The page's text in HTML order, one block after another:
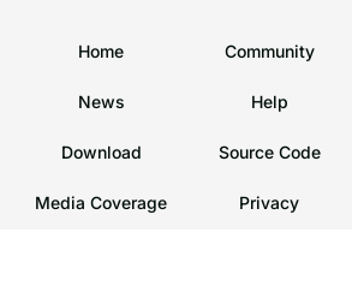
Home Community
News Help
Download Source Code
Media Coverage Privacy